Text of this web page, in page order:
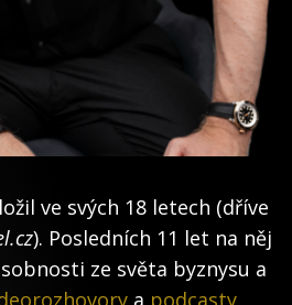
ve svých 18 letech (dříve
). Posledních 11 let na něj
ze světa byznysu a
a podcasty,